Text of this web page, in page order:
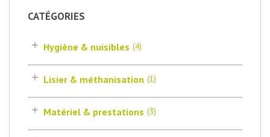
CATÉGORIES
Hygiène & nuisibles (4)
Lisier & méthanisation (1)
Matériel & prestations (3)